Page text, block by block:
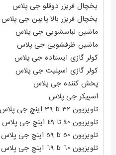
یخچال فریزر دوقلو جی پلاس
یخچال فریزر بالا پایین جی پلاس
ماشین لباسشویی جی پلاس
ماشین ظرفشویی جی پلاس
کولر گازی ایستاده جی پلاس
کولر گازی اسپلیت جی پلاس
پخش کننده جی پلاس
اسپیکر جی پلاس
تلویزیون 32 تا 39 اینچ جی پلاس
تلویزیون 40 تا 49 اینچ جی پلاس
تلویزیون 50 تا 59 اینچ جی پلاس
تلویزیون 60 تا 69 اینچ جی پلاس